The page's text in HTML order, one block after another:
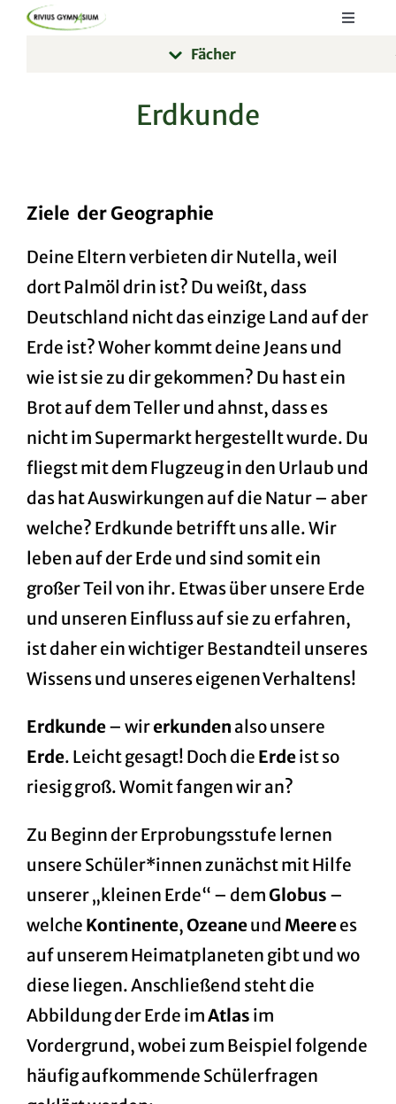
Skip
Toggle
Fächer
Erdkunde
Ziele der Geographie
Deine Eltern verbieten dir Nutella, weil
dort Palmöl drin ist? Du weißt, dass
Deutschland nicht das einzige Land auf der
Erde ist? Woher kommt deine Jeans und
wie ist sie zu dir gekommen? Du hast ein
Brot auf dem Teller und ahnst, dass es
nicht im Supermarkt hergestellt wurde. Du
fliegst mit dem Flugzeug in den Urlaub und
das hat Auswirkungen auf die Natur – aber
welche? Erdkunde betrifft uns alle. Wir
leben auf der Erde und sind somit ein
großer Teil von ihr. Etwas über unsere Erde
und unseren Einfluss auf sie zu erfahren,
ist daher ein wichtiger Bestandteil unseres
Wissensund unseres eigenen Verhaltens!
Erdkunde– wirerkunden also unsere
Erde. Leicht gesagt! Doch die Erdeist so
riesig groß. Womit fangen wir an?
Zu Beginn derErprobungsstufe lernen
unsere Schüler*innen zunächst mit Hilfe
unserer „kleinen Erde“ – demGlobus –
welche Kontinente,Ozeaneund Meerees
auf unserem Heimatplaneten gibt und wo
diese liegen. Anschließend steht die
Abbildung der Erde imAtlas im
Vordergrund, wobei zum Beispiel folgende
häufig aufkommende Schülerfragen